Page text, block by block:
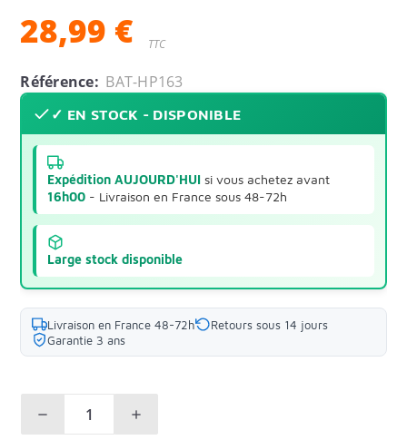
28,99 € TTC
Référence: BAT-HP163
✓ EN STOCK - DISPONIBLE
Expédition AUJOURD'HUI si vous achetez avant
16h00 - Livraison en France sous 48-72h
Large stock disponible
Livraison en France 48-72h
Retours sous 14 jours
Garantie 3 ans